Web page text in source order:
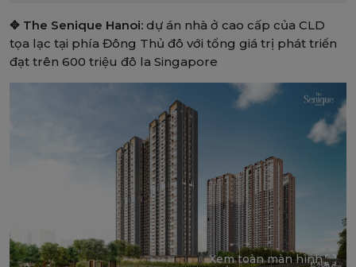
✥ The Senique Hanoi: dự án nhà ở cao cấp của CLD
tọa lạc tại phía Đông Thủ đô với tổng giá trị phát triển
đạt trên 600 triệu đô la Singapore
Xem toàn màn hình